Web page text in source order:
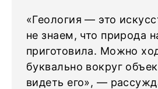
«Геология — это
не знаем, что природа
приготовила. Можно
буквально вокруг
видеть его», —